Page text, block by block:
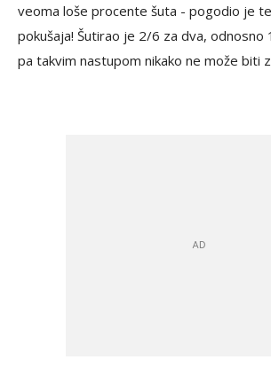
veoma loše procente šuta - pogodio je
pokušaja! Šutirao je 2/6 za dva, odnosno
pa takvim nastupom nikako ne može biti